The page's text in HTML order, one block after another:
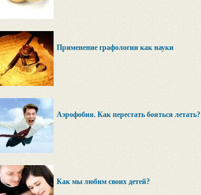
Применение графологии как науки
Аэрофобия. Как перестать бояться летать?
Как мы любим своих детей?